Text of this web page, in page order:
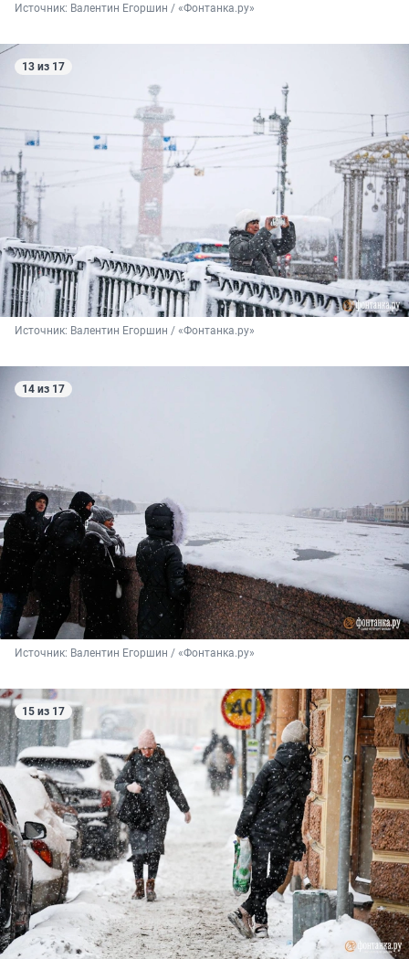
Источник: Валентин Егоршин / «Фонтанка.ру»
13 из 17
Источник: Валентин Егоршин / «Фонтанка.ру»
14 из 17
Источник: Валентин Егоршин / «Фонтанка.ру»
15 из 17